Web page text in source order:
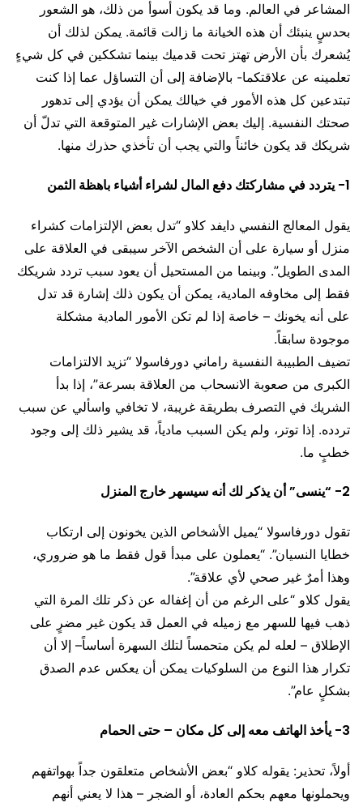
المشاعر في العالم. وما قد يكون أسوأ من ذلك، هو الشعور
بحدسٍ ينبئك أن هذه الخيانة ما زالت قائمة. يمكن لذلك أن
يُشعرك بأن الأرض تهتز تحت قدميك بينما تشككين في كل شيءٍ
تعلمينه عن علاقتكما- بالإضافة إلى أن التساؤل عما إذا كنت
تبتدعين كل هذه الأمور في خيالك يمكن أن يؤدي إلى تدهور
صحتك النفسية. إليك بعض الإشارات غير المتوقعة التي تدلّ أن
شريكك قد يكون خائناً والتي يجب أن تأخذي حذرك منها.
1- يتردد في مشاركتك دفع المال لشراء أشياء باهظة الثمن
يقول المعالج النفسي دايفد كلاو “تدل بعض الإلتزامات كشراء
منزل أو سيارة على أن الشخص الآخر سيبقى في العلاقة على
المدى الطويل”. وبينما من المستحيل أن يعود سبب تردد شريكك
فقط إلى مخاوفه المادية، يمكن أن يكون ذلك إشارة قد تدل
على أنه يخونك – خاصة إذا لم تكن الأمور المادية مشكلة
موجودة سابقاً.
تضيف الطبيبة النفسية راماني دورفاسولا “تزيد الالتزامات
الكبرى من صعوبة الانسحاب من العلاقة بسرعة”، إذا بدأ
الشريك في التصرف بطريقة غريبة، لا تخافي واسألي عن سبب
تردده. إذا توتر، ولم يكن السبب مادياً، قد يشير ذلك إلى وجود
خطبٍ ما.
2- “ينسى” أن يذكر لك أنه سيسهر خارج المنزل
تقول دورفاسولا “يميل الأشخاص الذين يخونون إلى ارتكاب
خطايا النسيان”. “يعملون على مبدأ قول فقط ما هو ضروري،
وهذا أمرٌ غير صحي لأي علاقة”.
يقول كلاو “على الرغم من أن إغفاله عن ذكر تلك المرة التي
ذهب فيها للسهر مع زميله في العمل قد يكون غير مضرٍ على
الإطلاق – لعله لم يكن متحمساً لتلك السهرة أساساً– إلا أن
تكرار هذا النوع من السلوكيات يمكن أن يعكس عدم الصدق
بشكلٍ عام”.
3- يأخذ الهاتف معه إلى كل مكان – حتى الحمام
أولاً، تحذير: يقوله كلاو “بعض الأشخاص متعلقون جداً بهواتفهم
ويحملونها معهم بحكم العادة، أو الضجر – هذا لا يعني أنهم